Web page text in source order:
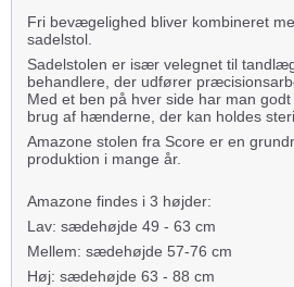
Fri bevægelighed bliver kombineret
sadelstol.
Sadelstolen er især velegnet til
behandlere, der udfører
Med et ben på hver side har man
brug af hænderne, der kan holdes
Amazone stolen fra Score er en
produktion i mange år.
Amazone findes i 3 højder:
Lav: sædehøjde 49 - 63 cm
Mellem: sædehøjde 57-76 cm
Høj: sædehøjde 63 - 88 cm